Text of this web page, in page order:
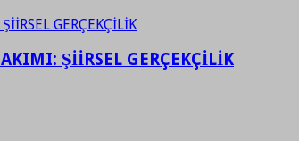
ŞİİRSEL GERÇEKÇİLİK